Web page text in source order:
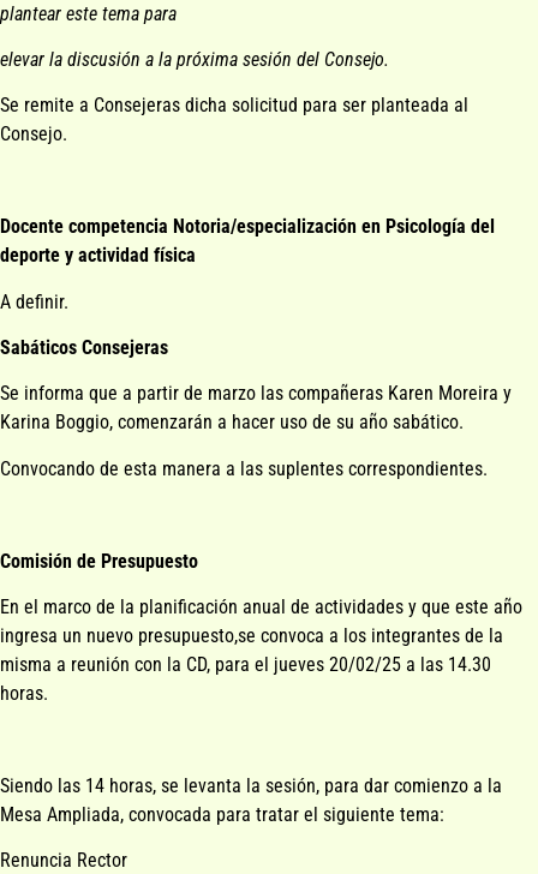
plantear este tema para
elevar la discusión a la próxima sesión del Consejo.
Se remite a Consejeras dicha solicitud para ser planteada al
Consejo.
Docente competencia Notoria/especialización en Psicología del
deporte y actividad física
A definir.
Sabáticos Consejeras
Se informa que a partir de marzo las compañeras Karen Moreira y
Karina Boggio, comenzarán a hacer uso de su año sabático.
Convocando de esta manera a las suplentes correspondientes.
Comisión de Presupuesto
En el marco de la planificación anual de actividades y que este año
ingresa un nuevo presupuesto,se convoca a los integrantes de la
misma a reunión con la CD, para el jueves 20/02/25 a las 14.30
horas.
Siendo las 14 horas, se levanta la sesión, para dar comienzo a la
Mesa Ampliada, convocada para tratar el siguiente tema:
Renuncia Rector